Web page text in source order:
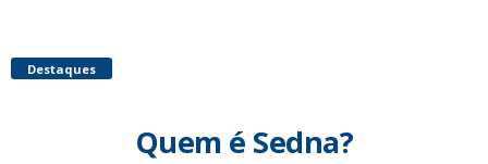
Destaques
Quem é Sedna?